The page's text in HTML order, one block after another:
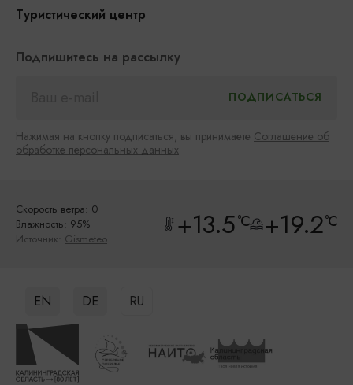
Туристический центр
Подпишитесь на рассылку
Нажимая на кнопку подписаться, вы принимаете Соглашение об
обработке персональных данных
Скорость ветра: 0
Влажность: 95%
Источник: Gismeteo +13.5°C +19.2°C
EN DE RU